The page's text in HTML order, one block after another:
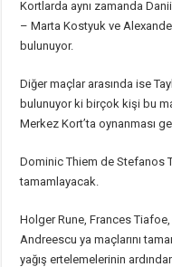
Kortlarda aynı zamanda
– Marta Kostyuk ve
bulunuyor.
Diğer maçlar arasında ise
bulunuyor ki birçok kişi bu
Merkez Kort’ta oynanması
Dominic Thiem de Stefanos
tamamlayacak.
Holger Rune, Frances
Andreescu ya maçlarını
yağış ertelemelerinin